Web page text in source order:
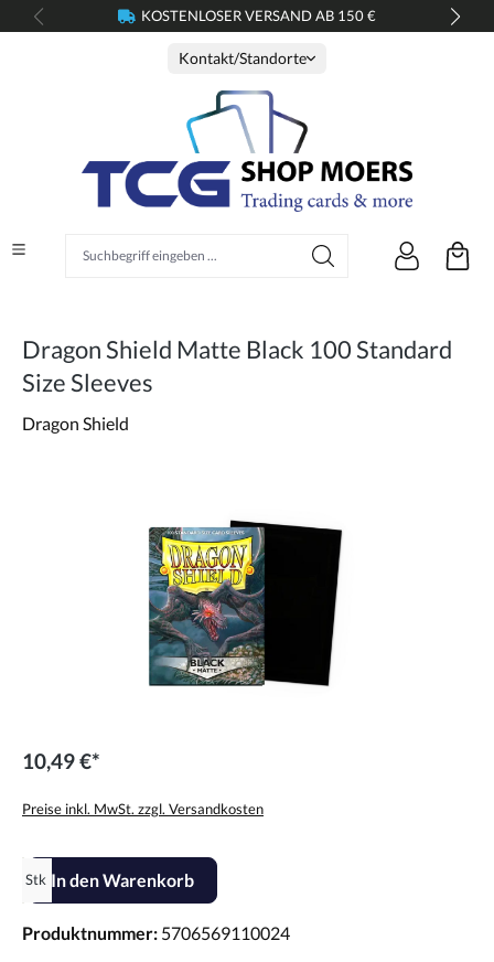
springen KOSTENLOSER VERSAND AB 150 €
Kontakt/Standorte
Dragon Shield Matte Black 100 Standard
Size Sleeves
Dragon Shield
10,49 €*
Preise inkl. MwSt. zzgl. Versandkosten
Produkt Anzahl: Gib den gewünschten Wert ein oder benutze die
Stk In den Warenkorb
Produktnummer: 5706569110024